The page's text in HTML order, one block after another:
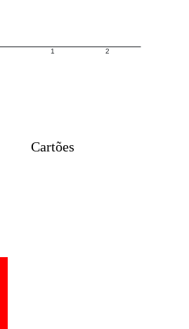
1 2
Cartões